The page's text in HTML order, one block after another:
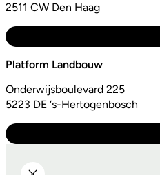
2511 CW Den Haag
Platform Landbouw
Onderwijsboulevard 225
5223 DE ‘s-Hertogenbosch